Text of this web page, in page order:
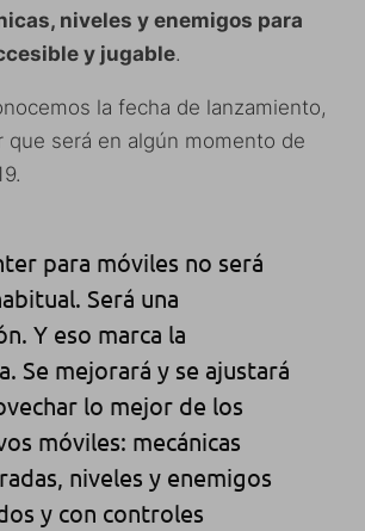
niveles y enemigos para
y jugable.
la fecha de lanzamiento,
que será en algún momento de
para móviles no será
Será una
Y eso marca la
Se mejorará y se ajustará
lo mejor de los
móviles: mecánicas
niveles y enemigos
y con controles